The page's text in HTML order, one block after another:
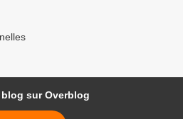
blog sur Overblog